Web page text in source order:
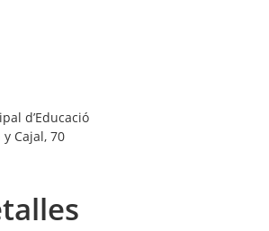
d’Educació
Cajal, 70